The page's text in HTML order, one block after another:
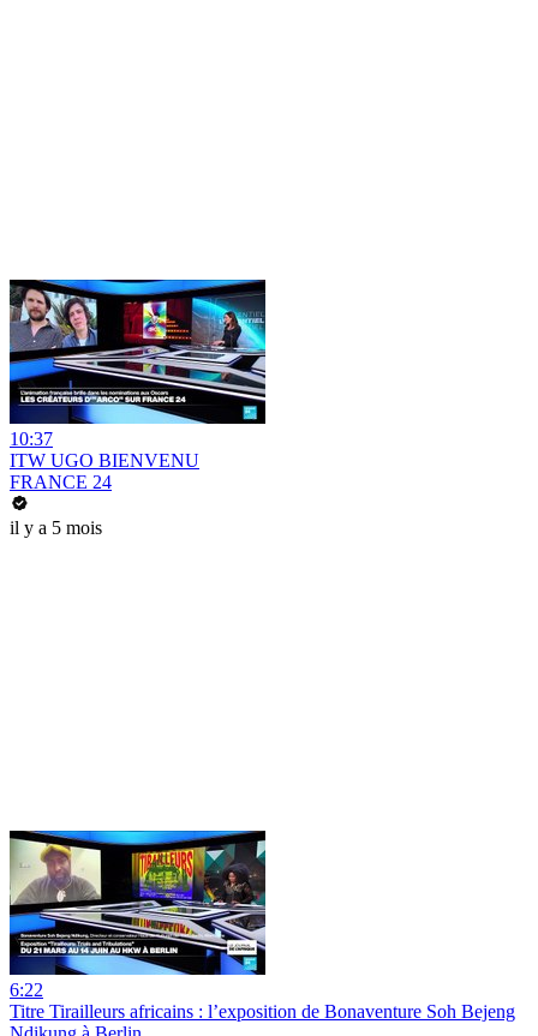
10:37
ITW UGO BIENVENU
FRANCE 24
il y a 5 mois
6:22
Titre Tirailleurs africains : l’exposition de Bonaventure Soh Bejeng